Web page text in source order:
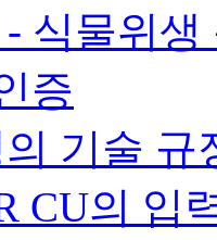
식물위생
증
기술 규
CU의 입